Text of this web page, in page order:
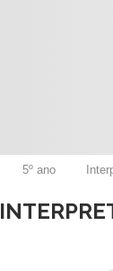
5º ano